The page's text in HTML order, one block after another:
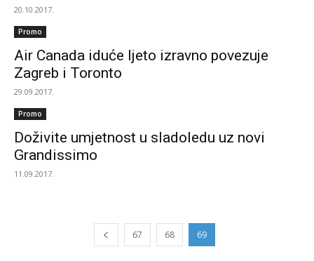
20.10.2017.
Promo
Air Canada iduće ljeto izravno povezuje
Zagreb i Toronto
29.09.2017.
Promo
Doživite umjetnost u sladoledu uz novi
Grandissimo
11.09.2017.
67 68 69